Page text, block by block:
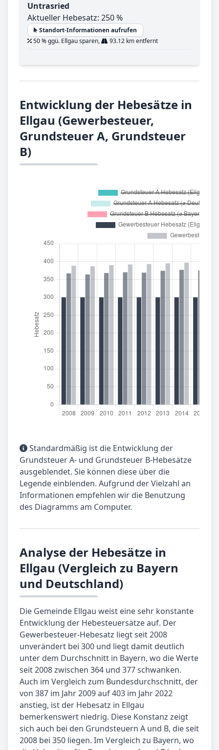
Untrasried
Aktueller Hebesatz: 250 %
Standort-Informationen aufrufen
50 % ggü. Ellgau sparen,
93.12 km entfernt
Entwicklung der Hebesätze in
Ellgau (Gewerbesteuer,
Grundsteuer A, Grundsteuer
B)
Standardmäßig ist die Entwicklung der
Grundsteuer A- und Grundsteuer B-Hebesätze
ausgeblendet. Sie können diese über die
Legende einblenden. Aufgrund der Vielzahl an
Informationen empfehlen wir die Benutzung
des Diagramms am Computer.
Analyse der Hebesätze in
Ellgau (Vergleich zu Bayern
und Deutschland)
Die Gemeinde Ellgau weist eine sehr konstante
Entwicklung der Hebesteuersätze auf. Der
Gewerbesteuer-Hebesatz liegt seit 2008
unverändert bei 300 und liegt damit deutlich
unter dem Durchschnitt in Bayern, wo die Werte
seit 2008 zwischen 364 und 377 schwanken.
Auch im Vergleich zum Bundesdurchschnitt, der
von 387 im Jahr 2009 auf 403 im Jahr 2022
anstieg, ist der Hebesatz in Ellgau
bemerkenswert niedrig. Diese Konstanz zeigt
sich auch bei den Grundsteuern A und B, die seit
2008 bei 350 liegen. Im Vergleich zu Bayern, wo